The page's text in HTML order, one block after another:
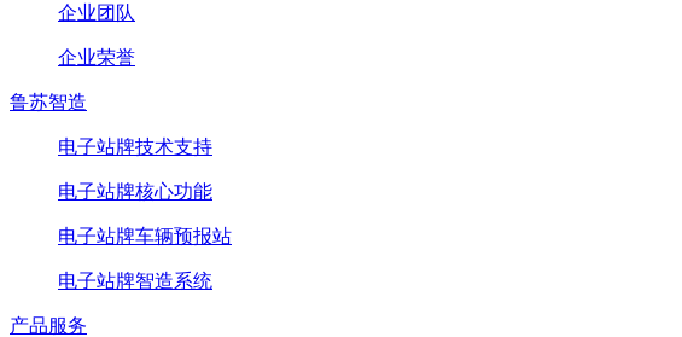
企业团队
企业荣誉
鲁苏智造
电子站牌技术支持
电子站牌核心功能
电子站牌车辆预报站
电子站牌智造系统
产品服务